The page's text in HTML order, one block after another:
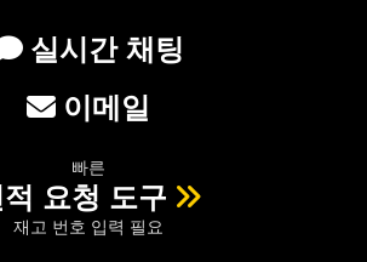
실시간 채팅
이메일
빠른
적 요청 도구
재고 번호 입력 필요